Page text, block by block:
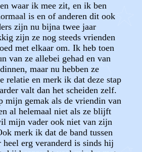
waar ik mee zit, en ik ben
is en of anderen dit ook
zijn nu bijna twee jaar
zijn ze nog steeds vrienden
met elkaar om. Ik heb toen
van ze allebei gehad en van
maar nu hebben ze
relatie en merk ik dat deze stap
valt dan het scheiden zelf.
mijn gemak als de vriendin van
al helemaal niet als ze blijft
mijn vader ook niet van zijn
merk ik dat de band tussen
erg veranderd is sinds hij